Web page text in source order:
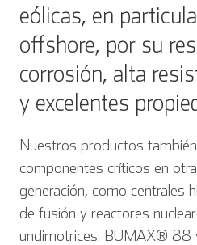
eólicas, en
offshore, por su
corrosión, alta
y excelentes
Nuestros productos
componentes críticos en
generación, como centrales
de fusión y reactores
undimotrices. BUMAX® 88